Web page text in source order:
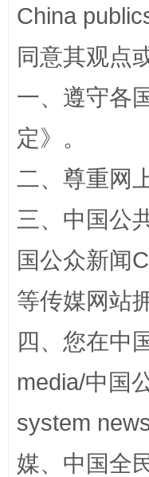
全民健身五年计
阿坝州三大球
China
同意其观点
一、遵守各
定》。
二、尊重网
三、中国公
国公众新闻
等传媒网站
四、您在中
media/中国
system
媒、中国全